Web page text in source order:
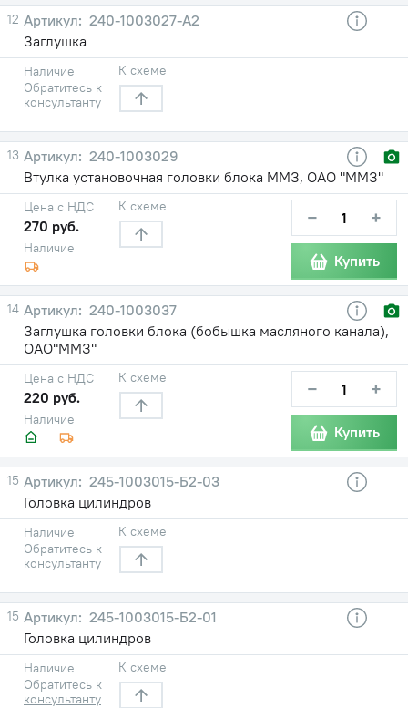
12
240-1003027-А2
Заглушка
Наличие
Обратитесь к
консультанту
К схеме
13
240-1003029
Втулка установочная головки блока ММЗ, ОАО "ММЗ"
Наличие
Цена с НДС
270 руб.
К схеме − +
Купить
14
240-1003037
Заглушка головки блока (бобышка масляного канала),
ОАО"ММЗ"
Наличие
Цена с НДС
220 руб.
К схеме − +
Купить
15
245-1003015-Б2-03
Головка цилиндров
Наличие
Обратитесь к
консультанту
К схеме
15
245-1003015-Б2-01
Головка цилиндров
Наличие
Обратитесь к
консультанту
К схеме